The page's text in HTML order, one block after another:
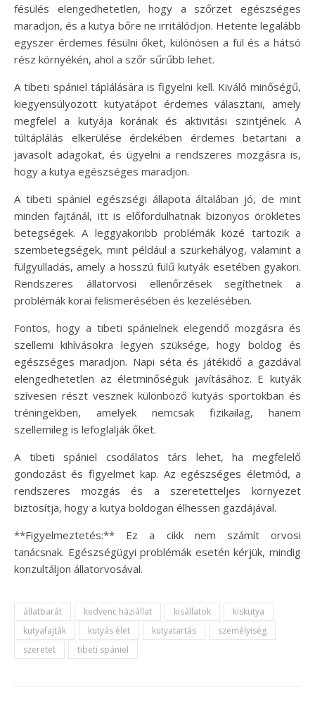
fésülés elengedhetetlen, hogy a szőrzet egészséges
maradjon, és a kutya bőre ne irritálódjon. Hetente legalább
egyszer érdemes fésülni őket, különösen a fül és a hátsó
rész környékén, ahol a szőr sűrűbb lehet.
A tibeti spániel táplálására is figyelni kell. Kiváló minőségű,
kiegyensúlyozott kutyatápot érdemes választani, amely
megfelel a kutyája korának és aktivitási szintjének. A
túltáplálás elkerülése érdekében érdemes betartani a
javasolt adagokat, és ügyelni a rendszeres mozgásra is,
hogy a kutya egészséges maradjon.
A tibeti spániel egészségi állapota általában jó, de mint
minden fajtánál, itt is előfordulhatnak bizonyos örökletes
betegségek. A leggyakoribb problémák közé tartozik a
szembetegségek, mint például a szürkehályog, valamint a
fülgyulladás, amely a hosszú fülű kutyák esetében gyakori.
Rendszeres állatorvosi ellenőrzések segíthetnek a
problémák korai felismerésében és kezelésében.
Fontos, hogy a tibeti spánielnek elegendő mozgásra és
szellemi kihívásokra legyen szüksége, hogy boldog és
egészséges maradjon. Napi séta és játékidő a gazdával
elengedhetetlen az életminőségük javításához. E kutyák
szívesen részt vesznek különböző kutyás sportokban és
tréningekben, amelyek nemcsak fizikailag, hanem
szellemileg is lefoglalják őket.
A tibeti spániel csodálatos társ lehet, ha megfelelő
gondozást és figyelmet kap. Az egészséges életmód, a
rendszeres mozgás és a szeretetteljes környezet
biztosítja, hogy a kutya boldogan élhessen gazdájával.
**Figyelmeztetés:** Ez a cikk nem számít orvosi
tanácsnak. Egészségügyi problémák esetén kérjük, mindig
konzultáljon állatorvosával.
állatbarát kedvenc háziállat kisállatok
kiskutya
kutyafajták
kutyás élet kutyatartás
személyiség
szeretet
tibeti spániel